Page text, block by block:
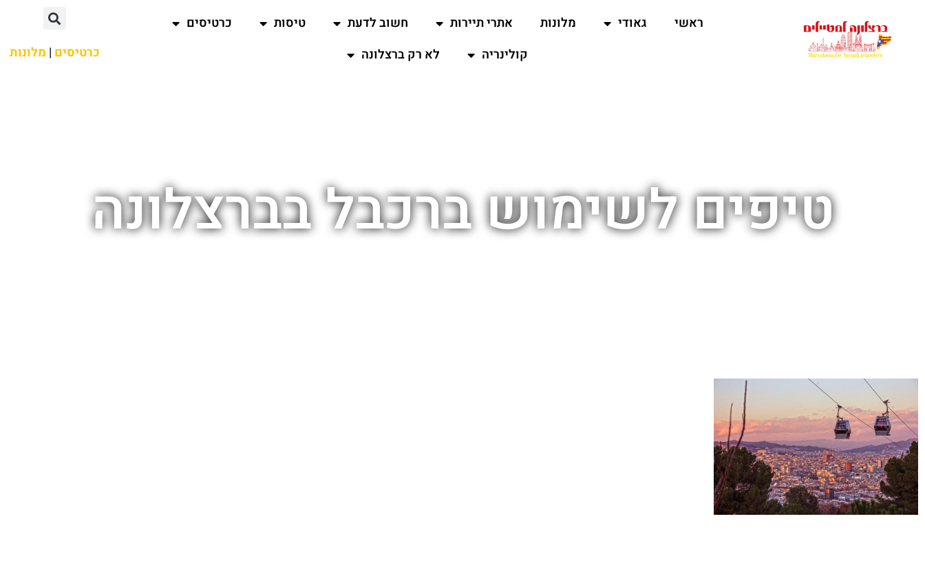
ראשי גאודי מלונות אתרי תיירות חשוב לדעת טיסות
כרטיסים
קולינריה
לא רק ברצלונה כרטיסים | מלונות
טיפים לשימוש ברכבל בברצלונה